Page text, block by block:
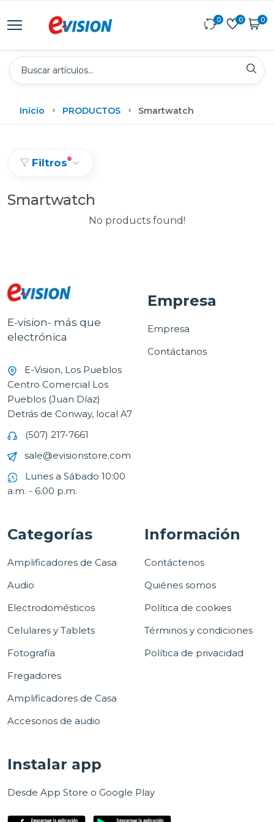
0 0 0
Inicio PRODUCTOS Smartwatch
Filtros
Smartwatch
No products found!
E-vision- más que
electrónica
E-Vision, Los Pueblos
Centro Comercial Los
Pueblos (Juan Díaz)
Detrás de Conway, local A7
(507) 217-7661
sale@evisionstore.com
Lunes a Sábado 10:00
a.m. - 6:00 p.m.
Empresa
Empresa
Contáctanos
Categorías
Amplificadores de Casa
Audio
Electrodomésticos
Celulares y Tablets
Fotografía
Fregadores
Amplificadores de Casa
Accesorios de audio
Información
Contáctenos
Quiénes somos
Política de cookies
Términos y condiciones
Política de privacidad
Instalar app
Desde App Store o Google Play